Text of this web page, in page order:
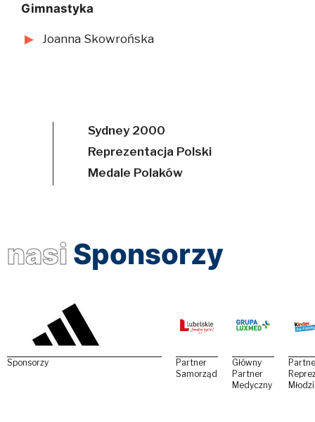
Gimnastyka
Joanna Skowrońska
Sydney 2000
Reprezentacja Polski
Medale Polaków
nasi Sponsorzy
Sponsorzy
Partner
Samorządowy
Główny
Partner
Medyczny